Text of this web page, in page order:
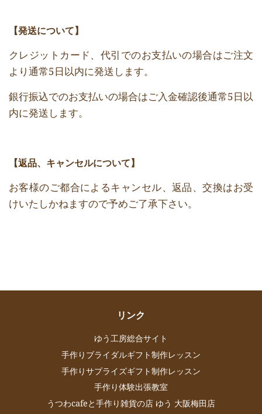
【発送について】
クレジットカード、代引でのお支払いの場合はご注文
より通常5日以内に発送します。
銀行振込でのお支払いの場合はご入金確認後通常5日以
内に発送します。
【返品、キャンセルについて】
お客様のご都合によるキャンセル、返品、交換はお受
けいたしかねますので予めご了承下さい。
リンク
ゆう工房総合サイト
手作りブライダルギフト制作レッスン
手作りサプライズギフト制作レッスン
手作り体験出張教室
うつわcafeと手作り雑貨の店 ゆう 大阪梅田店